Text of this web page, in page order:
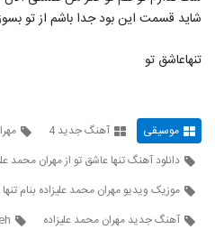
5819
۳۳۶ بازدید
5821
آهنگ
سیجل)
دانلود
۲۰۹ بازدید
شاید قسمت این بود جدا باشم از تو
تنهاعاشق تو
موسیقی آهنگ جدید 4
دانلود آهنگ تنها عاشق تو از مهران محمد
موزیک ویدیو مهران محمد علیزاده بنام
آهنگ جدید مهران محمد علیزاده